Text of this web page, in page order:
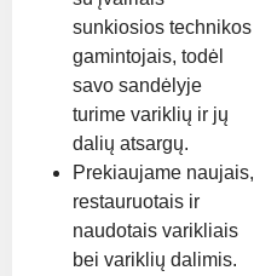
sunkiosios technikos
gamintojais, todėl
savo sandėlyje
turime variklių ir jų
dalių atsargų.
Prekiaujame naujais,
restauruotais ir
naudotais varikliais
bei variklių dalimis.